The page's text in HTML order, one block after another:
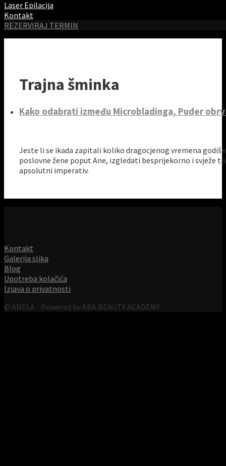
Laser Epilacija
Kontakt
REZERVIRAJ TERMIN
Trajna šminka
Kako odabrati između Microbladinga, Puder
Jeste li se ikada zapitali koliko dragocjenog vremena
poslovne žene poput Ane, izgledati besprijekorno i svježe
apsolutni imperativ.
Kontakt
Galerija slika
Blog
Upotreba kolačića
Izjava o privatnosti
© ANELA - Powered by ABA BEAUTY ACADEMY